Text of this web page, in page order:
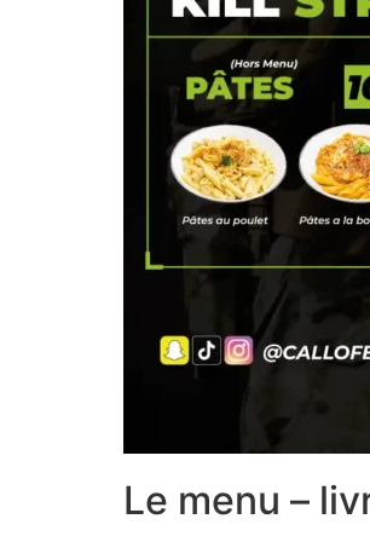
Le menu –